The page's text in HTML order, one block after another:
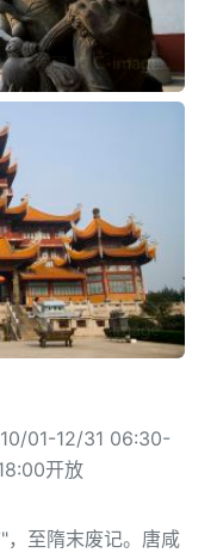
01-12/31 06:30-
开放
，至隋末废记。唐咸